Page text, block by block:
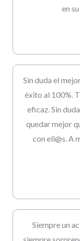
en
Sin duda el
éxito al 100%.
eficaz. Sin
quedar mejor
con ell@s. A
Siempre un